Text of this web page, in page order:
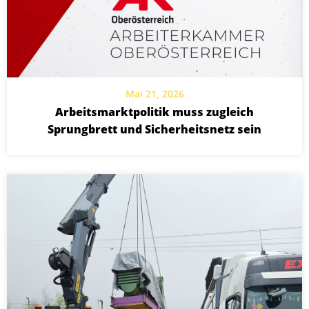
Mai 21, 2026
Arbeitsmarktpolitik muss zugleich
Sprungbrett und Sicherheitsnetz sein